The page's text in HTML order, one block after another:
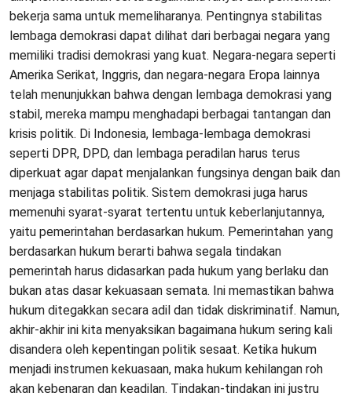
bekerja sama untuk memeliharanya. Pentingnya stabilitas
lembaga demokrasi dapat dilihat dari berbagai negara yang
memiliki tradisi demokrasi yang kuat. Negara-negara seperti
Amerika Serikat, Inggris, dan negara-negara Eropa lainnya
telah menunjukkan bahwa dengan lembaga demokrasi yang
stabil, mereka mampu menghadapi berbagai tantangan dan
krisis politik. Di Indonesia, lembaga-lembaga demokrasi
seperti DPR, DPD, dan lembaga peradilan harus terus
diperkuat agar dapat menjalankan fungsinya dengan baik dan
menjaga stabilitas politik. Sistem demokrasi juga harus
memenuhi syarat-syarat tertentu untuk keberlanjutannya,
yaitu pemerintahan berdasarkan hukum. Pemerintahan yang
berdasarkan hukum berarti bahwa segala tindakan
pemerintah harus didasarkan pada hukum yang berlaku dan
bukan atas dasar kekuasaan semata. Ini memastikan bahwa
hukum ditegakkan secara adil dan tidak diskriminatif. Namun,
akhir-akhir ini kita menyaksikan bagaimana hukum sering kali
disandera oleh kepentingan politik sesaat. Ketika hukum
menjadi instrumen kekuasaan, maka hukum kehilangan roh
akan kebenaran dan keadilan. Tindakan-tindakan ini justru